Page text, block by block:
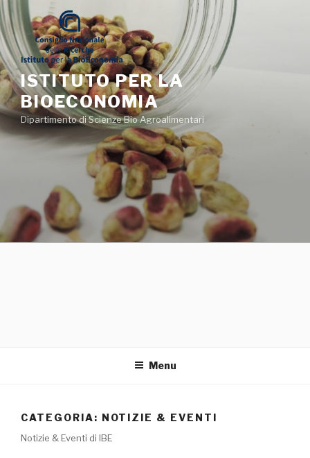
Salta
al
contenuto
ISTITUTO PER LA
BIOECONOMIA
Dipartimento di Scienze Bio Agroalimentari
Menu
CATEGORIA: NOTIZIE & EVENTI
Notizie & Eventi di IBE